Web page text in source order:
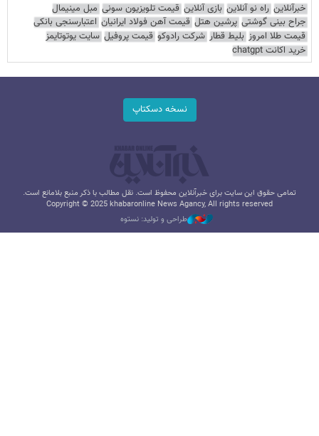
خبرآنلاین راه نو آنلاین بازی آنلاین قیمت تلویزیون سونی مبل مینیمال
جراح بینی گوشتی پرشین هتل قیمت آهن فولاد ایرانیان اعتبارسنجی بانکی
قیمت طلا امروز بلیط قطار شرکت رادوکو قیمت پروفیل سایت یوتوتایمز
خرید اکانت chatgpt
نسخه دسکتاپ
تمامی حقوق این سایت برای خبرآنلاین محفوظ است. نقل مطالب با ذکر منبع بلامانع است.
Copyright © 2025 khabaronline News Agancy, All rights reserved
طراحی و تولید: نستوه